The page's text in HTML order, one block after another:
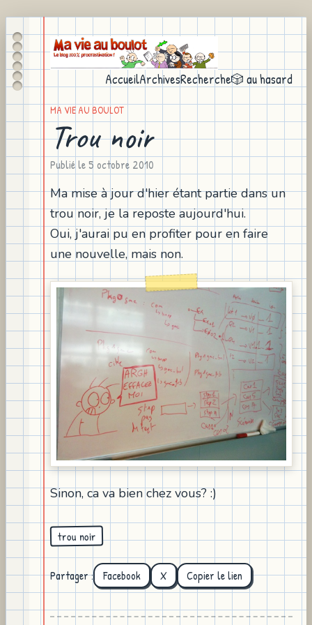
AccueilArchivesRecherche🎲 au hasard
MA VIE AU BOULOT
Trou noir
Publié le5 octobre 2010
Ma mise à jour d'hier étant partie dans un
trou noir, je la reposte aujourd'hui.
Oui, j'aurai pu en profiter pour en faire
une nouvelle, mais non.
Sinon, ca va bien chez vous? :)
trou noir
Partager : Facebook X Copier le lien